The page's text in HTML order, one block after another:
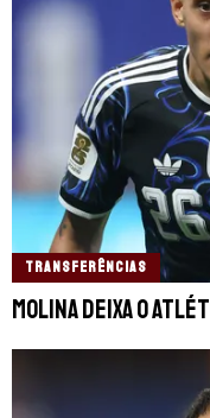
TRANSFERÊNCIAS
Molina deixa o